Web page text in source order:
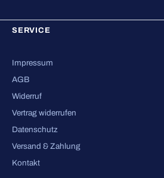
SERVICE
Impressum
AGB
Widerruf
Vertrag widerrufen
Datenschutz
Versand & Zahlung
Kontakt